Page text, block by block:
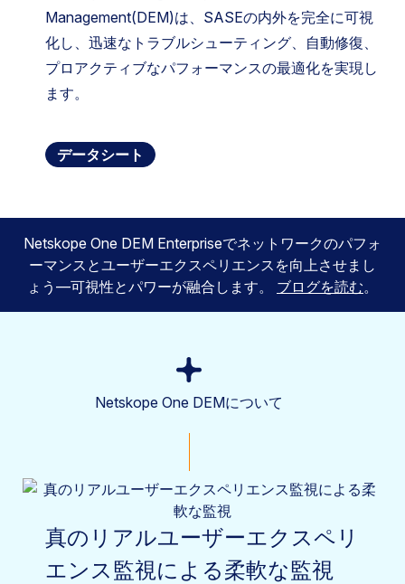
Management(DEM)は、SASEの内外を完全に可視
化し、迅速なトラブルシューティング、自動修復、
プロアクティブなパフォーマンスの最適化を実現し
ます。
データシート
Netskope One DEM Enterpriseでネットワークのパフォ
ーマンスとユーザーエクスペリエンスを向上させまし
ょう—可視性とパワーが融合します。 ブログを読む。
Netskope One DEMについて
真のリアルユーザーエクスペリ
エンス監視による柔軟な監視